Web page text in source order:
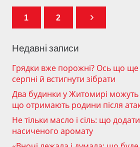
1 2
Недавні записи
Грядки вже порожні? Ось що ще
серпні й встигнути зібрати
Два будинки у Житомирі можуть
що отримають родини після
Не тільки масло і сіль: що
насиченого аромату